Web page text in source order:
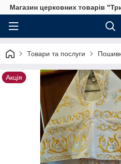
Магазин церковних товарів
Товари та послуги
Акція